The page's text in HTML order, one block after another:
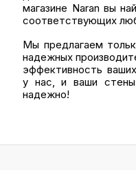
магазине Naran вы
соответствующих
Мы предлагаем
надежных
эффективность
у нас, и ваши
надежно!